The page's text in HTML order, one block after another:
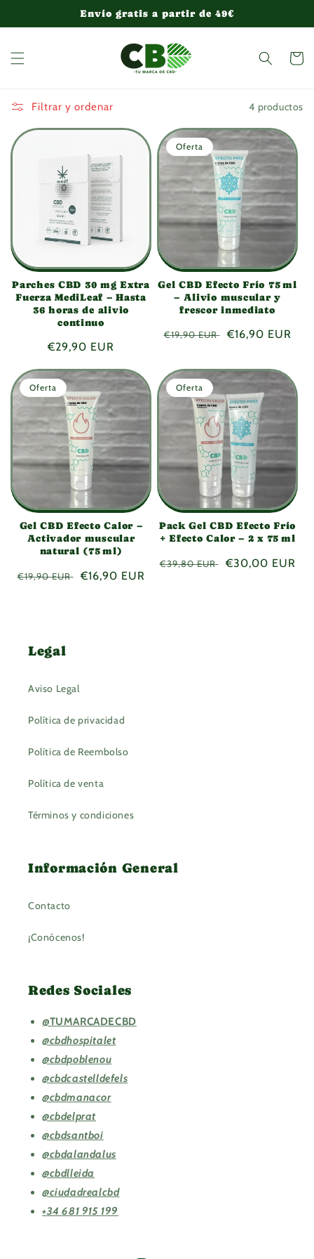
al contenido
Envío gratis a partir de 49€
Carrito
Filtrar y ordenar 4 productos
Parches CBD 30 mg Extra
Fuerza MediLeaf – Hasta
36 horas de alivio
continuo
Precio
€29,90 EUR
Oferta
Gel CBD Efecto Frío 75 ml
– Alivio muscular y
frescor inmediato
Precio
€19,90 EUR
Precio
oferta
€16,90 EUR
Oferta
Gel CBD Efecto Calor –
Activador muscular
natural (75 ml)
Precio
€19,90 EUR
Precio
€16,90 EUR
Oferta
Pack Gel CBD Efecto Frío
+ Efecto Calor – 2 x 75 ml
Precio
€39,80 EUR
Precio
€30,00 EUR
Legal
Aviso Legal
Política de privacidad
Política de Reembolso
Política de venta
Términos y condiciones
Información General
Contacto
¡Conócenos!
Redes Sociales
@TUMARCADECBD
@cbdhospitalet
@cbdpoblenou
@cbdcastelldefels
@cbdmanacor
@cbdelprat
@cbdsantboi
@cbdalandalus
@cbdlleida
@ciudadrealcbd
+34 681 915 199